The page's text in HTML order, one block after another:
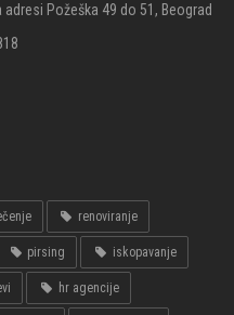
Požeška 49 do 51, Beograd
renoviranje
pirsing iskopavanje
hr agencije